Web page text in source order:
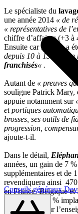
Conseils généraux
Le spécialiste du
une année 2014 « de
« représentatives de
chiffre d’affaires (+3 à
Ensuite car l’année a
depuis 10 à 15 ans, en
franchisés« .
Autant de « preuves
souligne Patrick Mary,
appuie notamment sur
et portiques
brosses, ses outils de
progression,
ajoute-t-il.
Dans le détail,
années, un gain de 7
supplémentaires et de
revendiquera ainsi
en France, Belgique et
portiques et 30 %
stratégique pour